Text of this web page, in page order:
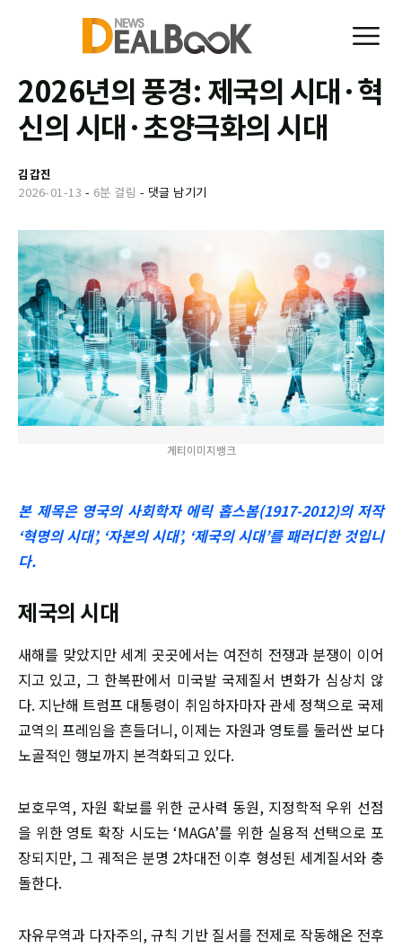
2026년의 풍경: 제국의 시대·혁
신의 시대·초양극화의 시대
김갑진
2026-01-13 - 6분 걸림 - 댓글 남기기
게티이미지뱅크
본 제목은 영국의 사회학자 에릭 홉스봄(1917-2012)의 저작
‘혁명의 시대’, ‘자본의 시대’, ‘제국의 시대’를 패러디한 것입니
다.
제국의 시대
새해를 맞았지만 세계 곳곳에서는 여전히 전쟁과 분쟁이 이어
지고 있고, 그 한복판에서 미국발 국제질서 변화가 심상치 않
다. 지난해 트럼프 대통령이 취임하자마자 관세 정책으로 국제
교역의 프레임을 흔들더니, 이제는 자원과 영토를 둘러싼 보다
노골적인 행보까지 본격화되고 있다.
보호무역, 자원 확보를 위한 군사력 동원, 지정학적 우위 선점
을 위한 영토 확장 시도는 ‘MAGA’를 위한 실용적 선택으로 포
장되지만, 그 궤적은 분명 2차대전 이후 형성된 세계질서와 충
돌한다.
자유무역과 다자주의, 규칙 기반 질서를 전제로 작동해온 전후